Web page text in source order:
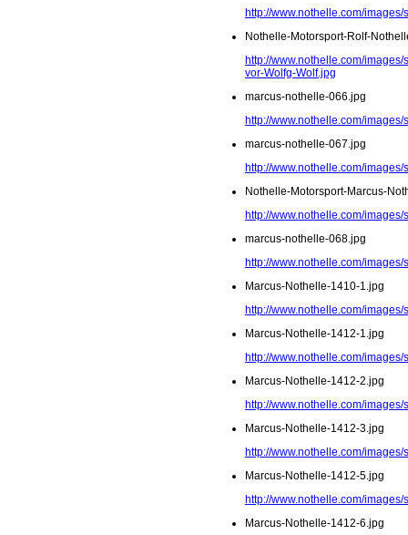
http://www.nothelle.com/
Nothelle-Motorsport-Rolf-
http://www.nothelle.com/
vor-Wolfg-Wolf.jpg
marcus-nothelle-066.jpg
http://www.nothelle.com/
marcus-nothelle-067.jpg
http://www.nothelle.com/
Nothelle-Motorsport-Marcus-
http://www.nothelle.com/
marcus-nothelle-068.jpg
http://www.nothelle.com/
Marcus-Nothelle-1410-1.jpg
http://www.nothelle.com/
Marcus-Nothelle-1412-1.jpg
http://www.nothelle.com/
Marcus-Nothelle-1412-2.jpg
http://www.nothelle.com/
Marcus-Nothelle-1412-3.jpg
http://www.nothelle.com/
Marcus-Nothelle-1412-5.jpg
http://www.nothelle.com/
Marcus-Nothelle-1412-6.jpg